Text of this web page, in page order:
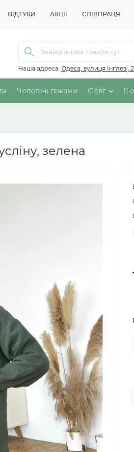
ВІДГУКИ АКЦІЇ СПІВПРАЦЯ
Наша адреса: Одеса, вулиця Інглезі, 2
Чоловічі піжами Одяг
зелена